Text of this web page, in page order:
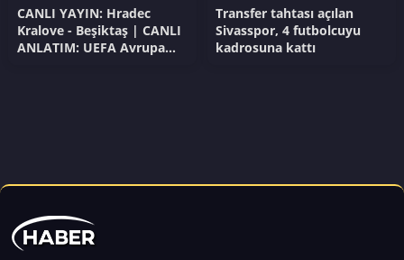
CANLI YAYIN: Hradec
Kralove - Beşiktaş | CANLI
ANLATIM: UEFA Avrupa
Transfer tahtası açılan
Sivasspor, 4 futbolcuyu
kadrosuna kattı